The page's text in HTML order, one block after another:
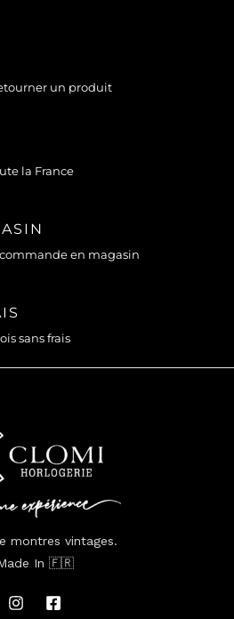
un produit
la France
en magasin
sans frais
montres vintages.
In 🇫🇷